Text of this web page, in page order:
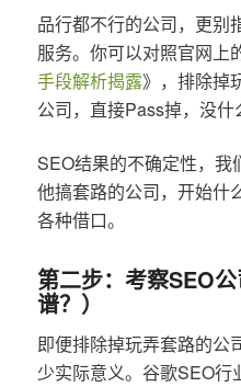
品行都不行的公司，更别
服务。你可以对照官网上
手段解析揭露》，排除掉
公司，直接Pass掉，没什
SEO结果的不确定性，我
他搞套路的公司，开始什
各种借口。
第二步：考察SEO
谱？）
即便排除掉玩弄套路的公
少实际意义。谷歌SEO行